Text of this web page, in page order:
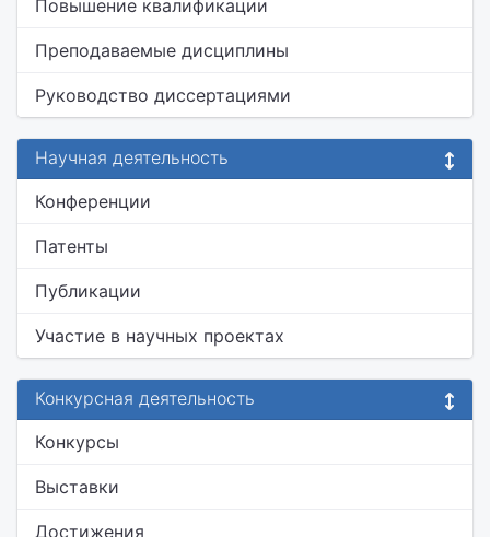
Повышение квалификации
Преподаваемые дисциплины
Руководство диссертациями
Научная деятельность
Конференции
Патенты
Публикации
Участие в научных проектах
Конкурсная деятельность
Конкурсы
Выставки
Достижения